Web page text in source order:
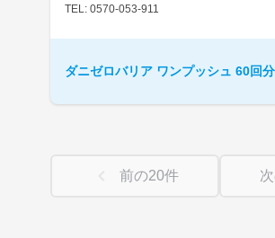
TEL: 0570-053-911
ダニゼロバリア ワンプッシュ 60回分
前の20件